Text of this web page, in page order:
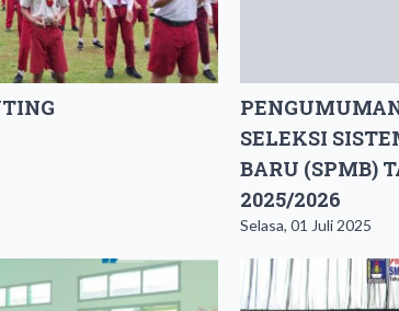
SELEKSI
BARU (SPMB)
2025/2026
Selasa, 01 Juli 2025